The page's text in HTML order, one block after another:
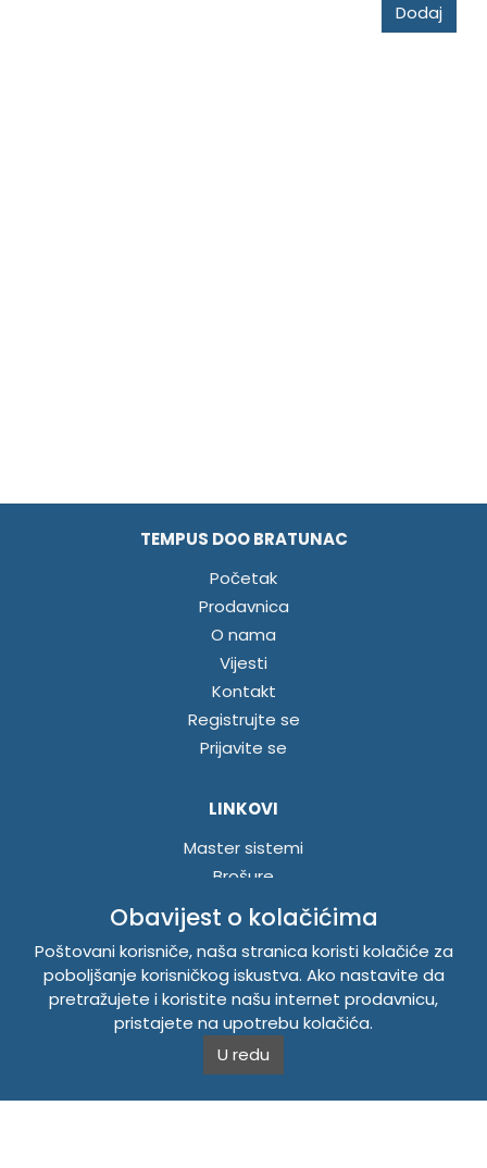
Dodaj
TEMPUS DOO BRATUNAC
Početak
Prodavnica
O nama
Vijesti
Kontakt
Registrujte se
Prijavite se
LINKOVI
Master sistemi
Brošure
Akcije
INFORMACIJE
Politika o kolačićima
Uslovi korištenja
Politika privatnosti
Obavijest o kolačićima
Poštovani korisniče, naša stranica koristi kolačiće za
poboljšanje korisničkog iskustva. Ako nastavite da
pretražujete i koristite našu internet prodavnicu,
pristajete na upotrebu kolačića.
U redu